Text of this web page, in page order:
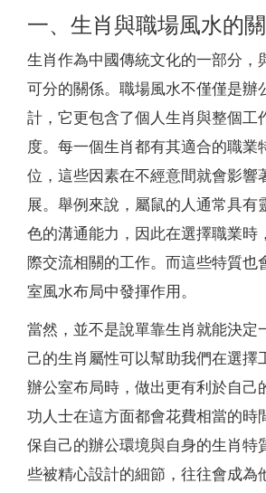
一、生肖與職場風水的
生肖作為中國傳統文化的一部分，
可分的關係。職場風水不僅僅是辦
計，它更包含了個人生肖與整個工
度。每一個生肖都有其適合的職業
位，這些因素在不經意間就會影響
展。舉例來說，屬鼠的人通常具有
色的溝通能力，因此在選擇職業時
際交流相關的工作。而這些特質也
室風水布局中發揮作用。
當然，並不是說單靠生肖就能決定
己的生肖屬性可以幫助我們在選擇
辦公室布局時，做出更有利於自己
功人士在這方面都會花費相當的時
保自己的辦公環境與自身的生肖特
些被精心設計的細節，往往會成為